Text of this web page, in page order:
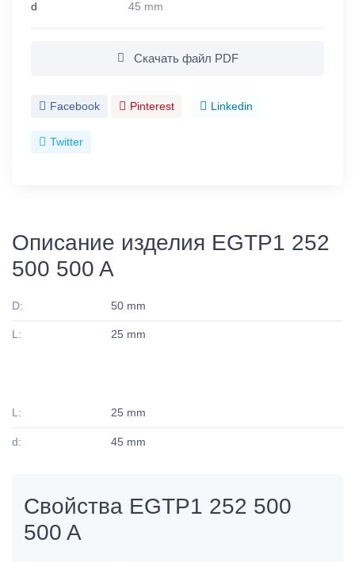
d 45 mm
Скачать файл PDF
Facebook Pinterest Linkedin
Twitter
Описание изделия EGTP1 252
500 500 A
D: 50 mm
L: 25 mm
L: 25 mm
d: 45 mm
Свойства EGTP1 252 500
500 A